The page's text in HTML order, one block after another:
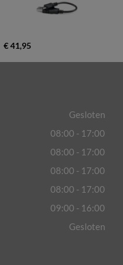
€ 41,95
Gesloten
08:00 - 17:00
08:00 - 17:00
08:00 - 17:00
08:00 - 17:00
09:00 - 16:00
Gesloten